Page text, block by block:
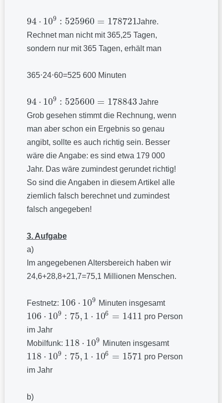
94 ⋅ 109 : 525960 = 178721
94· 109:525960=178721
Jahre.
Rechnet man nicht mit 365,25 Tagen,
sondern nur mit 365 Tagen, erhält man
365⋅24⋅60=525 600 Minuten
94 ⋅ 109 : 525600 = 178843
94· 109:525600=178843
Jahre
Grob gesehen stimmt die Rechnung, wenn
man aber schon ein Ergebnis so genau
angibt, sollte es auch richtig sein. Besser
wäre die Angabe: es sind etwa 179 000
Jahr. Das wäre zumindest gerundet richtig!
So sind die Angaben in diesem Artikel alle
ziemlich falsch berechnet und zumindest
falsch angegeben!
3. Aufgabe
a)
Im angegebenen Altersbereich haben wir
24,6+28,8+21,7=75,1 Millionen Menschen.
Festnetz: 106 ⋅ 109
106· 109 Minuten insgesamt
106 ⋅ 109 : 75, 1 ⋅ 106 = 1411
106· 109:75 1⋅106 = 1411
pro Person
im Jahr
Mobilfunk: 118 ⋅ 109
118· 109 Minuten insgesamt
118 ⋅ 109 : 75, 1 ⋅ 106 = 1571
118· 109:75 1⋅106 = 1571
pro Person
im Jahr
b)